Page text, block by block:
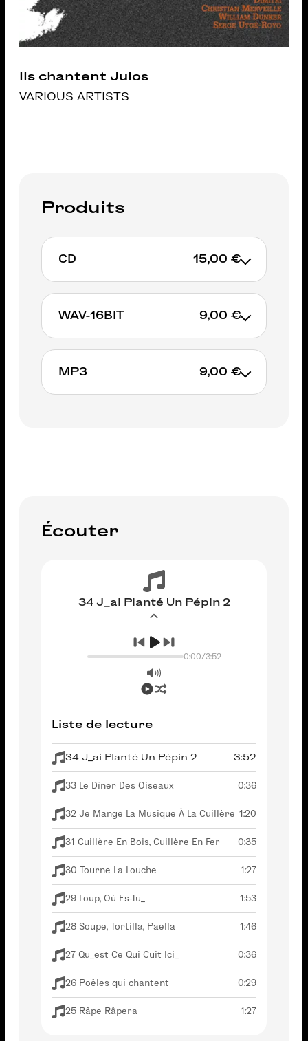
Ils chantent Julos
VARIOUS ARTISTS
Produits
CD 15,00 €
AJOUTER AU PANIER
WAV-16BIT 9,00 €
AJOUTER AU PANIER
MP3 9,00 €
Écouter
34 J_ai Planté Un Pépin 2
0:00/3:52
Liste de lecture
34 J_ai Planté Un Pépin 2 3:52
33 Le Dîner Des Oiseaux 0:36
32 Je Mange La Musique À La Cuillère 1:20
31 Cuillère En Bois, Cuillère En Fer 0:35
30 Tourne La Louche 1:27
29 Loup, Où Es-Tu_ 1:53
28 Soupe, Tortilla, Paella 1:46
27 Qu_est Ce Qui Cuit Ici_ 0:36
26 Poêles qui chantent 0:29
25 Râpe Râpera 1:27